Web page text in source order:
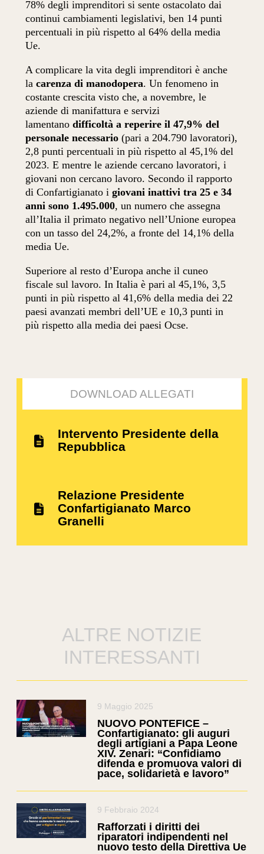
78% degli imprenditori si sente ostacolato dai
continui cambiamenti legislativi, ben 14 punti
percentuali in più rispetto al 64% della media
Ue.
A complicare la vita degli imprenditori è anche
lacarenza di manodopera. Un fenomeno in
costante crescita visto che, a novembre, le
aziende di manifattura e servizi
lamentanodifficoltà a reperire il 47,9% del
personale necessario (pari a 204.790 lavoratori),
2,8 punti percentuali in più rispetto al 45,1% del
2023. E mentre le aziende cercano lavoratori, i
giovani non cercano lavoro. Secondo il rapporto
di Confartigianato igiovani inattivi tra 25 e 34
anni sono 1.495.000, un numero che assegna
all’Italia il primato negativo nell’Unione europea
con un tasso del 24,2%, a fronte del 14,1% della
media Ue.
Superiore al resto d’Europa anche il cuneo
fiscale sul lavoro. In Italia è pari al 45,1%, 3,5
punti in più rispetto al 41,6% della media dei 22
paesi avanzati membri dell’UE e 10,3 punti in
più rispetto alla media dei paesi Ocse.
DOWNLOAD ALLEGATI
Intervento Presidente della
Repubblica
Relazione Presidente
Confartigianato Marco
Granelli
ALTRE NOTIZIE
INTERESSANTI
9 Maggio 2025
NUOVO PONTEFICE –
Confartigianato: gli auguri
degli artigiani a Papa Leone
XIV. Zenari: “Confidiamo
difenda e promuova valori di
pace, solidarietà e lavoro”
9 Febbraio 2024
Rafforzati i diritti dei
riparatori indipendenti nel
nuovo testo della Direttiva Ue